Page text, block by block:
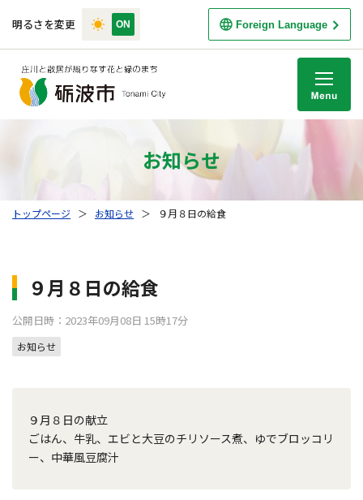
明るさを変更 Foreign Language
お知らせ
トップページ ＞ お知らせ ＞ ９月８日の給食
９月８日の給食
公開日時：2023年09月08日 15時17分
お知らせ
９月８日の献立
ごはん、牛乳、エビと大豆のチリソース煮、ゆでブロッコリ
ー、中華風豆腐汁